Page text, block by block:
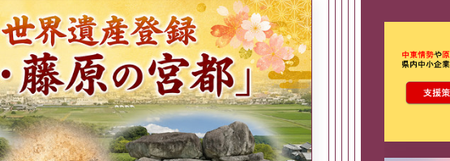
ここか
県広報誌「県民だより奈良」
2026年8月号